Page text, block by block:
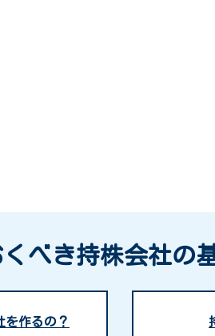
べき持株会社の
を作るの？